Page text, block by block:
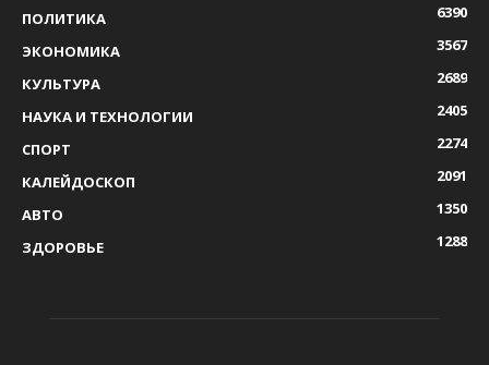
ПОЛИТИКА
6390
ЭКОНОМИКА
3567
КУЛЬТУРА
2689
НАУКА И ТЕХНОЛОГИИ
2405
СПОРТ
2274
КАЛЕЙДОСКОП
2091
АВТО
1350
ЗДОРОВЬЕ
1288